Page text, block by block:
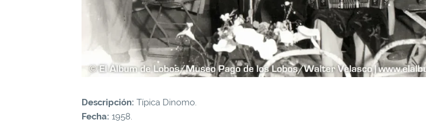
Descripción: Típica Dinomo.
Fecha: 1958.